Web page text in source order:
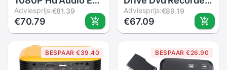
Video Multimedia
Speler Met Ir
Afstandsbediening
110V-240V
Adviesprijs:€81.39
€70.79
Usb Laptop
Universele Externe
Mobiele Optische
Adviesprijs:€89.19
€67.09
BESPAAR €39.40 BESPAAR €26.90